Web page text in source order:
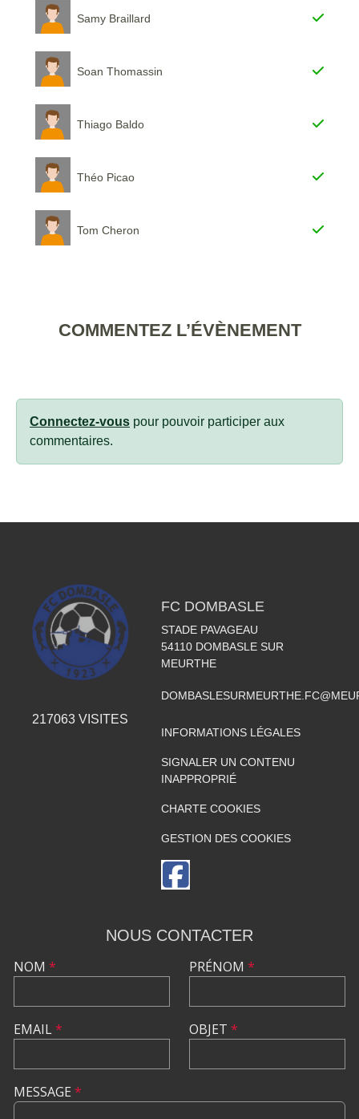
Samy Braillard
Soan Thomassin
Thiago Baldo
Théo Picao
Tom Cheron
COMMENTEZ L’ÉVÈNEMENT
Connectez-vous pour pouvoir participer aux
commentaires.
217063 VISITES
FC DOMBASLE
STADE PAVAGEAU
54110 DOMBASLE SUR
MEURTHE
INFORMATIONS LÉGALES
SIGNALER UN CONTENU
INAPPROPRIÉ
CHARTE COOKIES
GESTION DES COOKIES
NOUS CONTACTER
NOM *
EMAIL*
PRÉNOM *
OBJET *
MESSAGE *